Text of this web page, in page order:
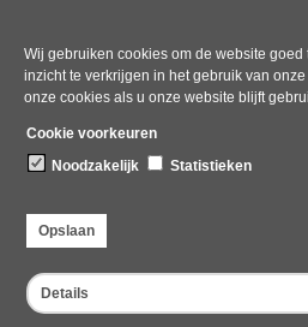
Wij gebruiken cookies om de website
inzicht te verkrijgen in het gebruik van
onze cookies als u onze website blijft
Cookie voorkeuren
Noodzakelijk
Statistieken
Opslaan
Details
Bezoekadres
Dampten 2, 1624 NR Hoorn
Postbus 2095, 1620 EB Hoorn
Openingstijden kantoor
Maandag tot en met vrijdag*
van 08:00 tot 16:30